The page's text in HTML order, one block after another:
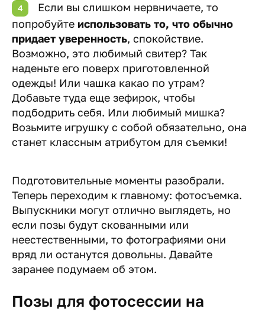
Если вы слишком нервничаете, то
попробуйте использовать то, что обычно
придает уверенность, спокойствие.
Возможно, это любимый свитер? Так
наденьте его поверх приготовленной
одежды! Или чашка какао по утрам?
Добавьте туда еще зефирок, чтобы
подбодрить себя. Или любимый мишка?
Возьмите игрушку с собой обязательно, она
станет классным атрибутом для съемки!
Подготовительные моменты разобрали.
Теперь переходим к главному: фотосъемка.
Выпускники могут отлично выглядеть, но
если позы будут скованными или
неестественными, то фотографиями они
вряд ли останутся довольны. Давайте
заранее подумаем об этом.
Позы для фотосессии на